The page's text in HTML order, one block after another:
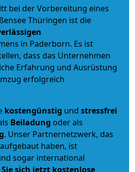
bei der Vorbereitung eines
Thüringen ist die
in Paderborn. Es ist
dass das Unternehmen
Erfahrung und Ausrüstung
erfolgreich
kostengünstig und stressfrei
Beiladung oder als
. Unser Partnernetzwerk, das
haben, ist
sogar international
sich jetzt kostenlose